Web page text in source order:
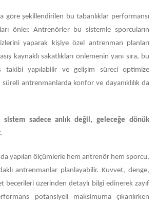
göre şekillendirilen bu tabanlıklar performansı
önler. Antrenörler bu sistemle sporcuların
yaparak kişiye özel antrenman planları
kaynaklı sakatlıkları önlemenin yanı sıra, bu
takibi yapılabilir ve gelişim süreci optimize
süreli antrenmanlarda konfor ve dayanıklılık da
sistem sadece an lık değil, geleceğe dönük
yapılan ölçümlerle hem antrenör hem sporcu,
antrenmanlar planlayabilir. Kuvvet, denge,
becerileri üzerinden detaylı bilgi edinerek zayıf
potansiyeli maksimuma çıkarılırken